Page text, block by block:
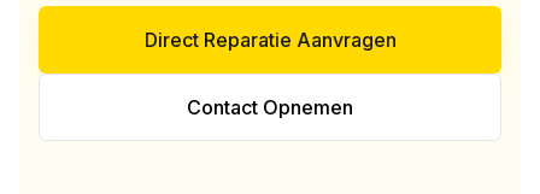
Direct Reparatie Aanvragen
Contact Opnemen